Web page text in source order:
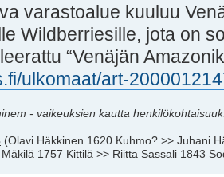
varastoalue kuuluu
Wildberriesille, jota on
“Venäjän
ulkomaat/art-
- vaikeuksien kautta
(Olavi Häkkinen 1620 Kuhmo? >> Juhani
1757 Kittilä >> Riitta Sassali 1843